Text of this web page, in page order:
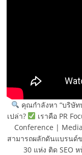
คุณกำลังหา “บริษั
เปล่า?
เราคือ PR
Conference |
สามารถผลักดันแบรนด์
30 แห่ง ติด SEO